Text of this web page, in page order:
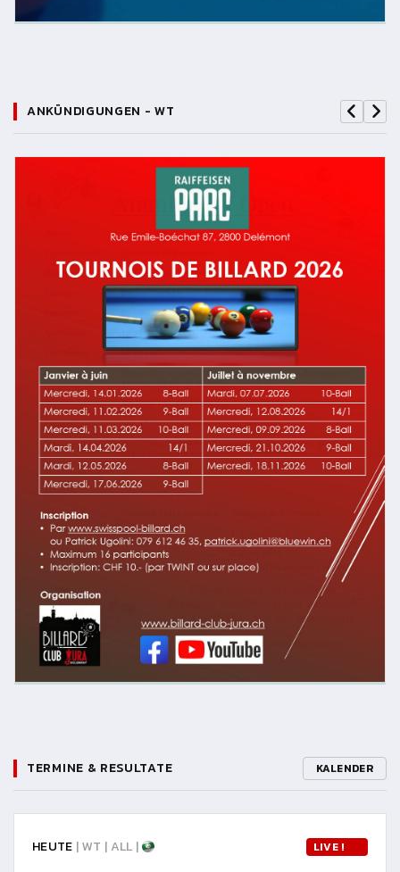
ANKÜNDIGUNGEN - WT
TERMINE & RESULTATE KALENDER
HEUTE | WT | ALL | LIVE !